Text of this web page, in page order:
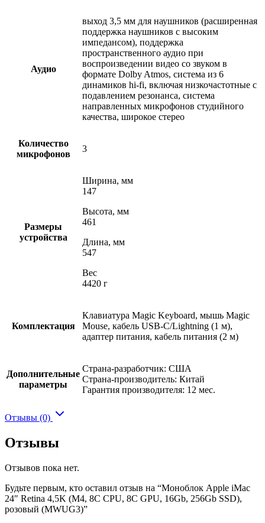
Аудио
выход 3,5 мм для наушников (расширенная
поддержка наушников с высоким
импедансом), поддержка
пространственного аудио при
воспроизведении видео со звуком в
формате Dolby Atmos, система из 6
динамиков hi-fi, включая низкочастотные с
подавлением резонанса, система
направленных микрофонов студийного
качества, широкое стерео
Количество
микрофонов
3
Размеры
устройства
Ширина, мм
147
Высота, мм
461
Длина, мм
547
Вес
4420 г
Комплектация
Клавиатура Magic Keyboard, мышь Magic
Mouse, кабель USB-C/Lightning (1 м),
адаптер питания, кабель питания (2 м)
Дополнительные
параметры
Страна-разработчик: США
Страна-производитель: Китай
Гарантия производителя: 12 мес.
Отзывы (0)
Отзывы
Отзывов пока нет.
Будьте первым, кто оставил отзыв на “Моноблок Apple iMac
24″ Retina 4,5K (M4, 8C CPU, 8C GPU, 16Gb, 256Gb SSD),
розовый (MWUG3)”